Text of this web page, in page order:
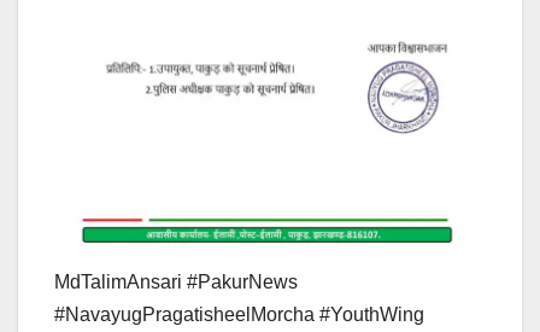
MdTalimAnsari #PakurNews
#NavayugPragatisheelMorcha #YouthWing